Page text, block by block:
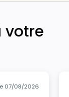
votre
07/08/2026